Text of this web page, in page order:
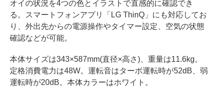
オイの状況を4つの色とイラストで直感的に確認でき
る。スマートフォンアプリ「LG ThinQ」にも対応してお
り、外出先からの電源操作やタイマー設定、空気の状態
確認などが可能。
本体サイズは343×587mm(直径×高さ)、重量は11.6kg。
定格消費電力は48W。運転音はターボ運転時が52dB、弱
運転時が20dB。本体カラーはホワイト。